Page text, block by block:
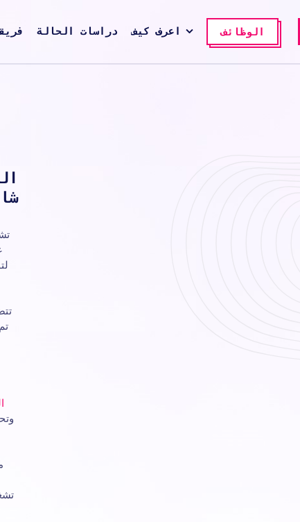
دراسات الحالة اعرف كيف الوظائف